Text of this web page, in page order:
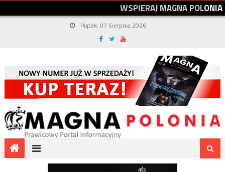
WSPIERAJMAGNAPOLONIA
Piątek, 07 Sierpnia 2026